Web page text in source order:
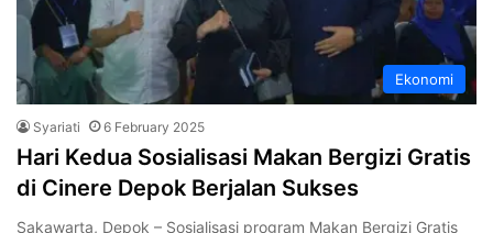
Ekonomi
Syariati 6 February 2025
Hari Kedua Sosialisasi Makan Bergizi Gratis
di Cinere Depok Berjalan Sukses
Sakawarta, Depok – Sosialisasi program Makan Bergizi Gratis